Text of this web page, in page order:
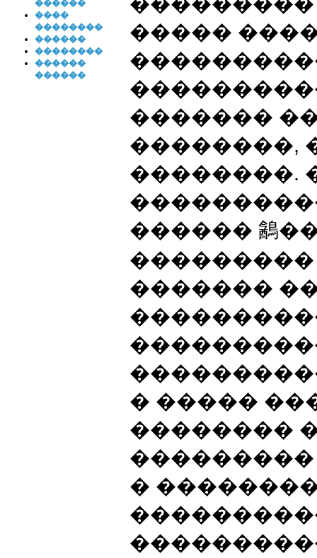
������
����
��������
������
��������
������
������
�����
�������
��������,
��������.
������ 䳺
�������
� �����
��������
�